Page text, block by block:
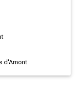
d'Amont